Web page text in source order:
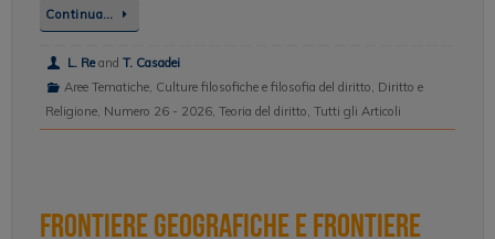
Continua…
L. Reand T. Casadei
Aree Tematiche, Culture filosofiche e filosofia del diritto Diritto e
Religione Numero 26 - 2026 Teoria del diritto Tutti gli Articoli
Frontiere geografiche e frontiere